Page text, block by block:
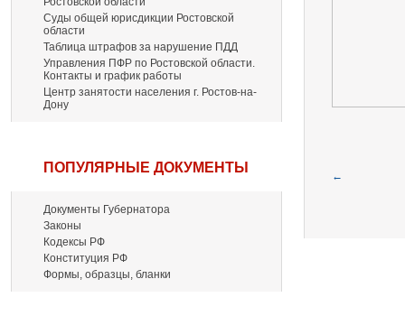
Суды общей юрисдикции Ростовской
области
Таблица штрафов за нарушение ПДД
Управления ПФР по Ростовской области.
Контакты и график работы
Центр занятости населения г. Ростов-на-
Дону
ПОПУЛЯРНЫЕ ДОКУМЕНТЫ
Документы Губернатора
Законы
Кодексы РФ
Конституция РФ
Формы, образцы, бланки
←